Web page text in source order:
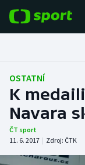
Fotbal
Hokej
Tenis
Atletika
OSTATNÍ
K
Navara
ČT sport
11. 6. 2017 | Zdroj: ČTK